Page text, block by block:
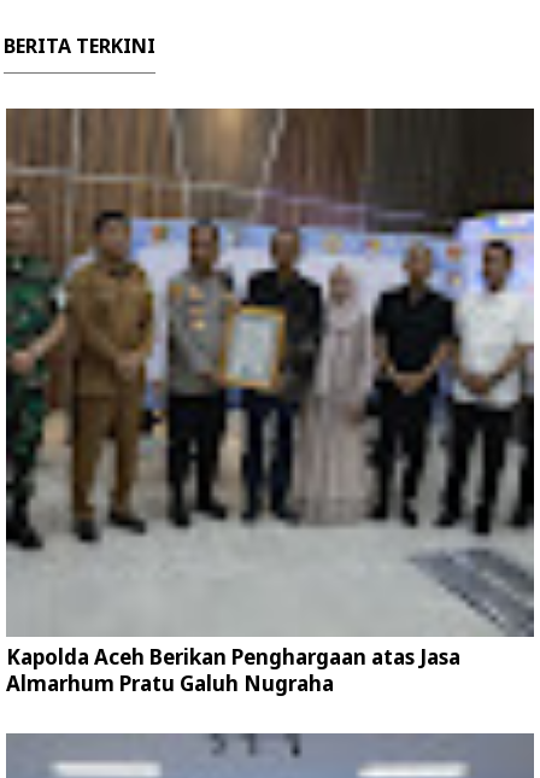
BERITA TERKINI
Kapolda Aceh Berikan Penghargaan atas Jasa
Almarhum Pratu Galuh Nugraha